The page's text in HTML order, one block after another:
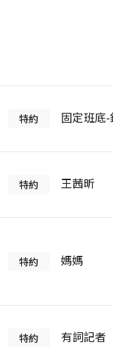
特約 固定班底
特約 王茜昕
特約 媽媽
特約 有詞記者